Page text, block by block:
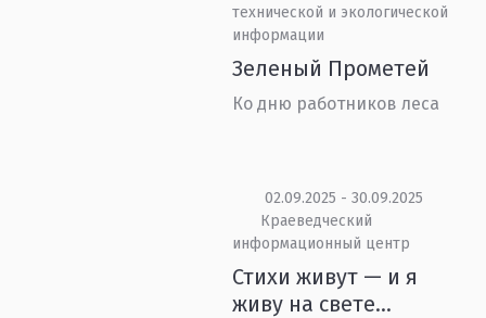
технической и экологической
информации
Зеленый Прометей
Ко дню работников леса
02.09.2025 - 30.09.2025
Краеведческий
информационный центр
Стихи живут — и я
живу на свете...